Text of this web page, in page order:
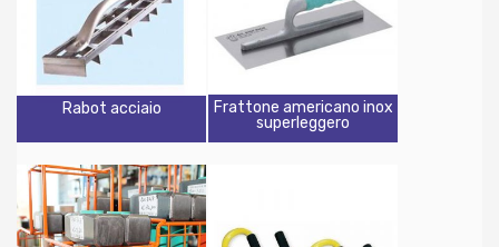
Rabot acciaio
Frattone americano inox
superleggero